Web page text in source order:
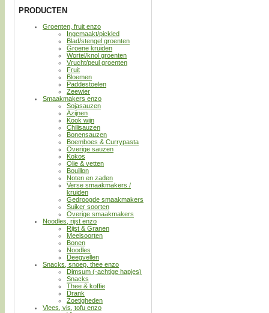
PRODUCTEN
Groenten, fruit enzo
Ingemaakt/pickled
Blad/stengel groenten
Groene kruiden
Wortel/knol groenten
Vrucht/peul groenten
Fruit
Bloemen
Paddestoelen
Zeewier
Smaakmakers enzo
Sojasauzen
Azijnen
Kook wijn
Chilisauzen
Bonensauzen
Boemboes & Currypasta
Overige sauzen
Kokos
Olie & vetten
Bouillon
Noten en zaden
Verse smaakmakers /
kruiden
Gedroogde smaakmakers
Suiker soorten
Overige smaakmakers
Noodles, rijst enzo
Rijst & Granen
Meelsoorten
Bonen
Noodles
Deegvellen
Snacks, snoep, thee enzo
Dimsum (-achtige hapjes)
Snacks
Thee & koffie
Drank
Zoetigheden
Vlees, vis, tofu enzo